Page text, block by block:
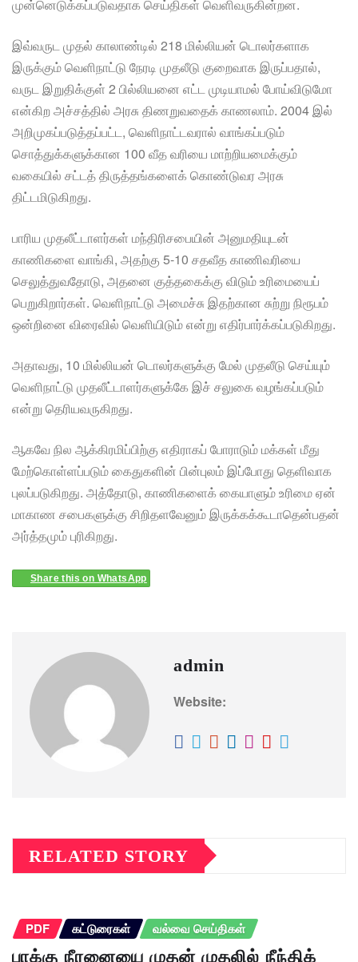
முன்னெடுக்கப்படுவதாக செய்திகள் வெளிவருகின்றன.
இவ்வருட முதல் காலாண்டில் 218 மில்லியன் டொலர்களாக
இருக்கும் வெளிநாட்டு நேரடி முதலீடு குறைவாக இருப்பதால்,
வருட இறுதிக்குள் 2 பில்லியனை எட்ட முடியாமல் போய்விடுமோ
என்கிற அச்சத்தில் அரசு திணறுவதைக் காணலாம். 2004 இல்
அறிமுகப்படுத்தப்பட்ட, வெளிநாட்டவரால் வாங்கப்படும்
சொத்துக்களுக்கான 100 வீத வரியை மாற்றியமைக்கும்
வகையில் சட்டத் திருத்தங்களைக் கொண்டுவர அரசு
திட்டமிடுகிறது.
பாரிய முதலீட்டாளர்கள் மந்திரிசபையின் அனுமதியுடன்
காணிகளை வாங்கி, அதற்கு 5-10 சதவீத காணிவரியை
செலுத்துவதோடு, அதனை குத்தகைக்கு விடும் உரிமையைப்
பெறுகிறார்கள். வெளிநாட்டு அமைச்சு இதற்கான சுற்று நிரூபம்
ஒன்றினை விரைவில் வெளியிடும் என்று எதிர்பார்க்கப்படுகிறது.
அதாவது, 10 மில்லியன் டொலர்களுக்கு மேல் முதலீடு செய்யும்
வெளிநாட்டு முதலீட்டாளர்களுக்கே இச் சலுகை வழங்கப்படும்
என்று தெரியவருகிறது.
ஆகவே நில ஆக்கிரமிப்பிற்கு எதிராகப் போராடும் மக்கள் மீது
மேற்கொள்ளப்படும் கைதுகளின் பின்புலம் இப்போது தெளிவாக
புலப்படுகிறது. அத்தோடு, காணிகளைக் கையாளும் உரிமை ஏன்
மாகாண சபைகளுக்கு சிறிதளவேனும் இருக்கக்கூடாதென்பதன்
அர்த்தமும் புரிகிறது.
Share this on WhatsApp
admin
Website:
RELATED STORY
PDF கட்டுரைகள் வல்வை செய்திகள்
பாக்கு நீரனையை முதன் முதலில் நீந்திக்